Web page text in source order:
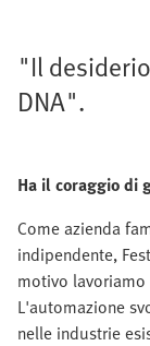
"Il
DNA".
Ha il coraggio di
Come azienda
indipendente,
motivo
L'automazione
nelle industrie